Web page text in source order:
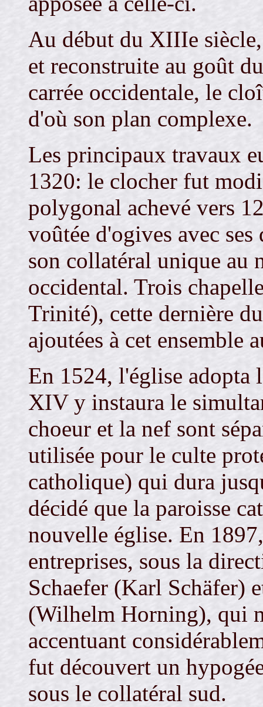
Au début du XIIIe
et reconstruite au goût
carrée occidentale, le
d'où son plan complexe.
Les principaux travaux
1320: le clocher fut
polygonal achevé vers
voûtée d'ogives avec
son collatéral unique au
occidental. Trois
Trinité), cette dernière
ajoutées à cet ensemble
En 1524, l'église adopta
XIV y instaura le
choeur et la nef sont
utilisée pour le culte
catholique) qui dura
décidé que la paroisse
nouvelle église. En
entreprises, sous la
Schaefer (Karl Schäfer)
(Wilhelm Horning), qui
accentuant
fut découvert un
sous le collatéral sud.